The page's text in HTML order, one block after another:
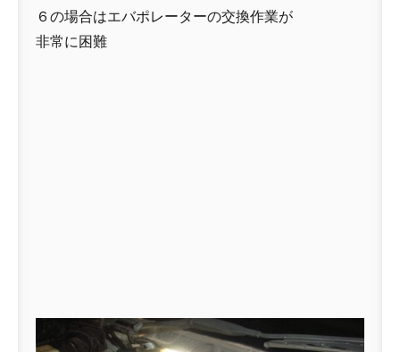
６の場合はエバポレーターの交換作業が
非常に困難